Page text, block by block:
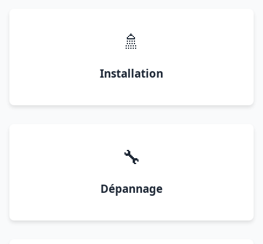
🚿
Installation
🔧
Dépannage